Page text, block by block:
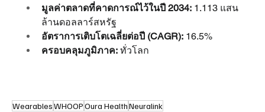
มูลค่าตลาดที่คาดการณ์ไว้ในปี 2034: 1.113 แสน
ล้านดอลลาร์สหรัฐ
อัตราการเติบโตเฉลี่ยต่อปี (CAGR): 16.5%
ครอบคลุมภูมิภาค: ทั่วโลก
WearablesWHOOPOura HealthNeuralink